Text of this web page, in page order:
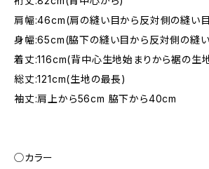
肩幅:46cm(肩の縫い目から反対側の縫い
身幅:65cm(脇下の縫い目から反対側の縫
着丈:116cm(背中心生地始まりから裾の生
総丈:121cm(生地の最長)
袖丈:肩上から56cm 脇下から40cm
◯カラー